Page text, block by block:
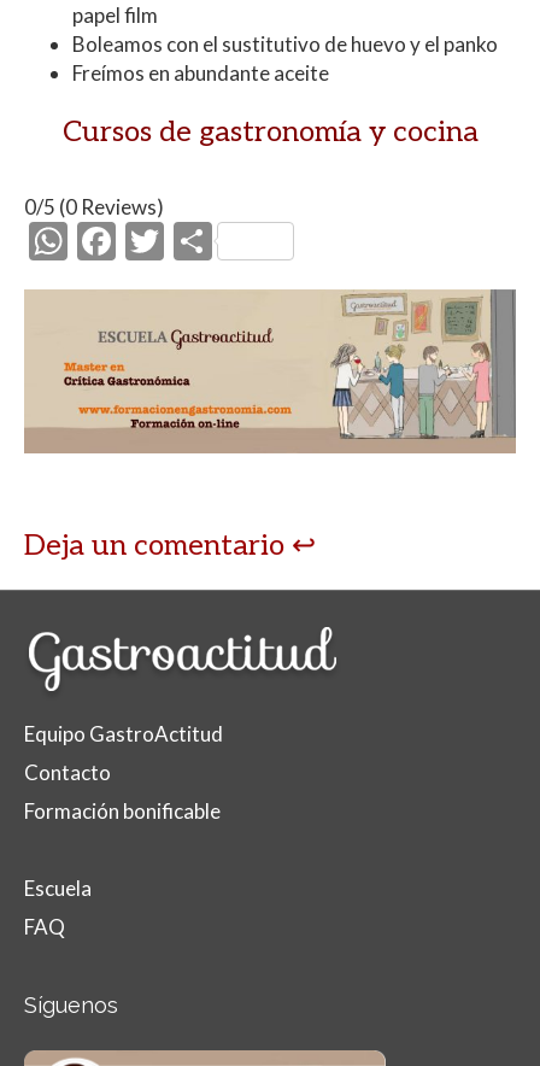
papel film
Boleamos con el sustitutivo de huevo y el panko
Freímos en abundante aceite
Cursos de gastronomía y cocina
0/5 (0 Reviews)
W
h
at
s
A
p
F
ac
e
b
o
o
T
w
itt
er
C
o
p
ar
ti
Deja un comentario
Equipo GastroActitud
Contacto
Formación bonificable
Escuela
FAQ
Síguenos